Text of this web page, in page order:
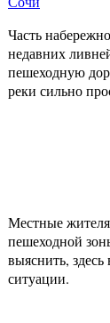
Часть
недавних
пешеходную
реки сильно
Местные жителя
пешеходной
выяснить,
ситуации.